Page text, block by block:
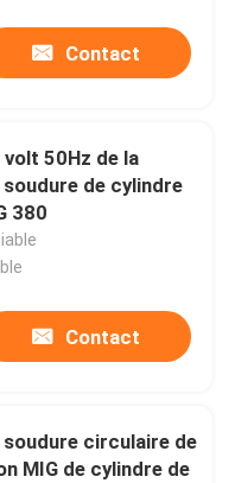
Contact
50Hz de la
soudure de cylindre
380
Contact
soudure circulaire de
MIG de cylindre de